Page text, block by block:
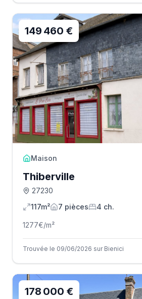
149 460 €
Maison
Thiberville
27230
117m²
7 pièces 4 ch.
1277€/m²
Trouvée le 09/06/2026 sur Bienici
178 000 €